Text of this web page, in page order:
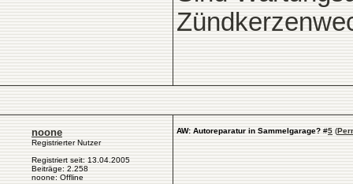
noone
Registrierter Nutzer
Registriert seit: 13.04.2005
Beiträge: 2.258
noone: Offline
AW: Autoreparatur in Sammelgarage? #5 (